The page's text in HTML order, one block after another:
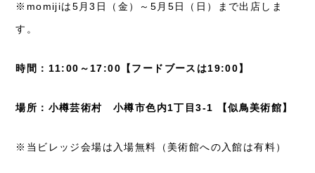
※momijiは5月3日（金）～5月5日（日）まで出店しま
す。
時間：11:00～17:00【フードブースは19:00】
場所：小樽芸術村 小樽市色内1丁目3-1 【似鳥美術館】
※当ビレッジ会場は入場無料（美術館への入館は有料）